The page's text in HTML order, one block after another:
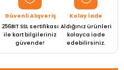
Güvenli Alışveriş
256BIT SSL sertifikası
ile kart bilgileriniz
güvende!
Kolay İade
Aldığınız ürünleri
kolayca iade
edebilirsiniz.